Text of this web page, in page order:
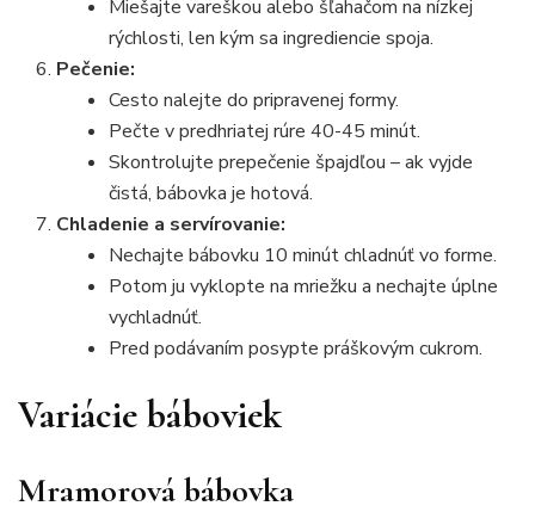
Miešajte vareškou alebo šľahačom na nízkej
rýchlosti, len kým sa ingrediencie spoja.
Pečenie:
Cesto nalejte do pripravenej formy.
Pečte v predhriatej rúre 40-45 minút.
Skontrolujte prepečenie špajdľou – ak vyjde
čistá, bábovka je hotová.
Chladenie a servírovanie:
Nechajte bábovku 10 minút chladnúť vo forme.
Potom ju vyklopte na mriežku a nechajte úplne
vychladnúť.
Pred podávaním posypte práškovým cukrom.
Variácie báboviek
Mramorová bábovka